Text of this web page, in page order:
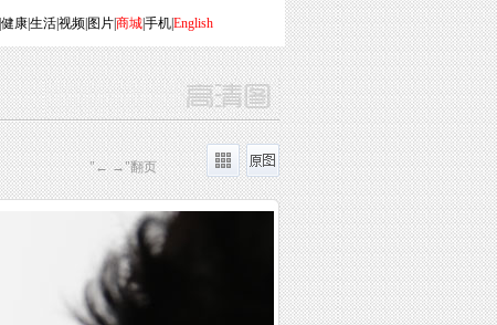
健康|生活|视频| 图片|商城|手机|English
"← →"翻页